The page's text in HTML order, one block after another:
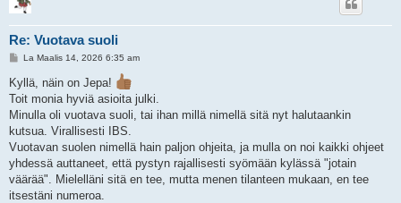
Re: Vuotava suoli
V
e
s
t
i
La Maalis 14, 2026 6:35 am
Kyllä, näin on Jepa!
Toit monia hyviä asioita julki.
Minulla oli vuotava suoli, tai ihan millä nimellä sitä nyt halutaankin
kutsua. Virallisesti IBS.
Vuotavan suolen nimellä hain paljon ohjeita, ja mulla on noi kaikki ohjeet
yhdessä auttaneet, että pystyn rajallisesti syömään kylässä "jotain
väärää". Mielelläni sitä en tee, mutta menen tilanteen mukaan, en tee
itsestäni numeroa.